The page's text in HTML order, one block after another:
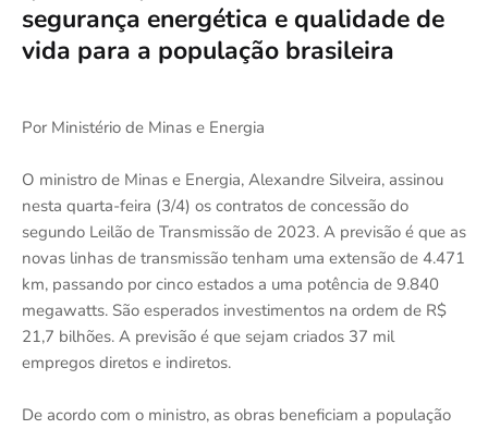
segurança energética e qualidade de
vida para a população brasileira
Por Ministério de Minas e Energia
O ministro de Minas e Energia, Alexandre Silveira, assinou
nesta quarta-feira (3/4) os contratos de concessão do
segundo Leilão de Transmissão de 2023. A previsão é que as
novas linhas de transmissão tenham uma extensão de 4.471
km, passando por cinco estados a uma potência de 9.840
megawatts. São esperados investimentos na ordem de R$
21,7 bilhões. A previsão é que sejam criados 37 mil
empregos diretos e indiretos.
De acordo com o ministro, as obras beneficiam a população